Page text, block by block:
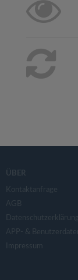
ÜBER
Kontaktanfrage
AGB
Datenschutzerklärung
APP- &
Impressum